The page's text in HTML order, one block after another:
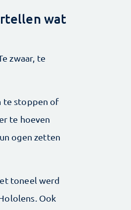
wat
zwaar, te
te stoppen of
te hoeven
ogen zetten
toneel werd
Ook